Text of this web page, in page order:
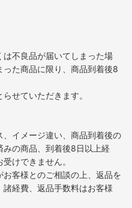
不良品が届いてしまった場
た商品に限り、商品到着後8
せていただきます。
イメージ違い、商品到着後の
の商品、到着後8日以上経
けできません。
客様とのご相談の上、返品を
諸経費、返品手数料はお客様